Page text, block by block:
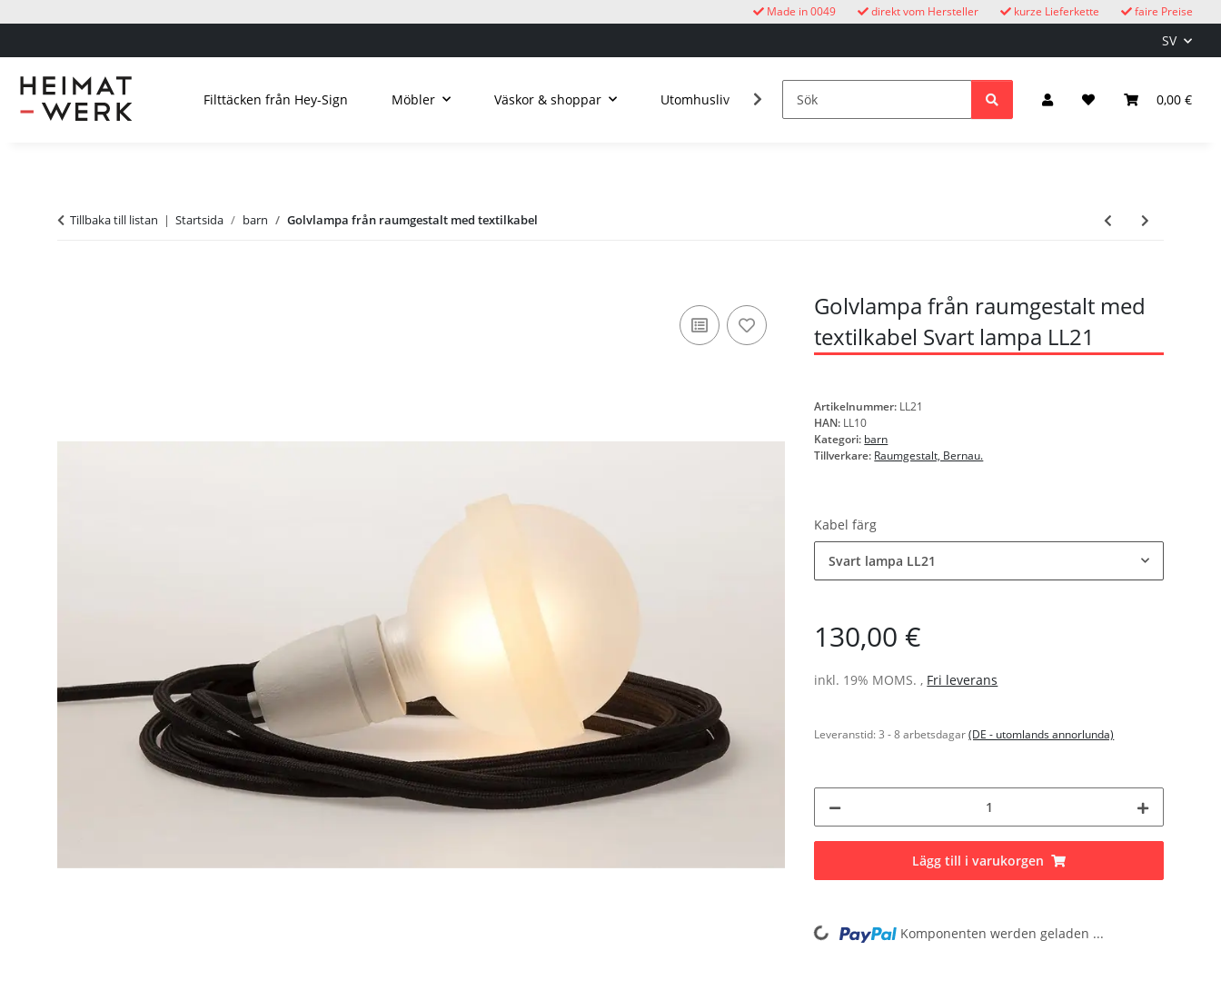
faire Preise
kurze Lieferkette
direkt vom Hersteller
Made in 0049
SV
0,00 €
Filttäcken från Hey-Sign Möbler Väskor & shoppar Utomhusliv Kuckucksuhren Belysning & el
Tillbaka till listan Startsida barn Golvlampa från raumgestalt med textilkabel
Golvlampa från raumgestalt med
textilkabel Svart lampa LL21
Artikelnummer: LL21
HAN: LL10
Kategori: barn
Tillverkare: Raumgestalt, Bernau.
Kabel färg
Svart lampa LL21
130,00 €
inkl. 19% MOMS. , Fri leverans
Leveranstid:3 - 8 arbetsdagar(DE - utomlands annorlunda)
Lägg till i varukorgen
Loading... Komponenten werden geladen ...